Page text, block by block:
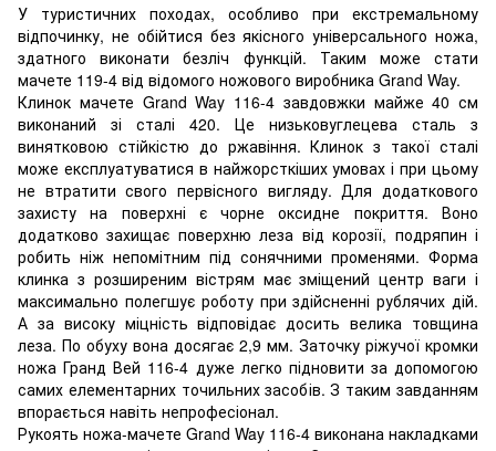
У туристичних походах, особливо при екстремальному
відпочинку, не обійтися без якісного універсального ножа,
здатного виконати безліч функцій. Таким може стати
мачете 119-4 від відомого ножового виробника Grand Way.
Клинок мачете Grand Way 116-4 завдовжки майже 40 см
виконаний зі сталі 420. Це низьковуглецева сталь з
винятковою стійкістю до ржавіння. Клинок з такої сталі
може експлуатуватися в найжорсткіших умовах і при цьому
не втратити свого первісного вигляду. Для додаткового
захисту на поверхні є чорне оксидне покриття. Воно
додатково захищає поверхню леза від корозії, подряпин і
робить ніж непомітним під сонячними променями. Форма
клинка з розширеним вістрям має зміщений центр ваги і
максимально полегшує роботу при здійсненні рублячих дій.
А за високу міцність відповідає досить велика товщина
леза. По обуху вона досягає 2,9 мм. Заточку ріжучої кромки
ножа Гранд Вей 116-4 дуже легко підновити за допомогою
самих елементарних точильних засобів. З таким завданням
впорається навіть непрофесіонал.
Рукоять ножа-мачете Grand Way 116-4 виконана накладками